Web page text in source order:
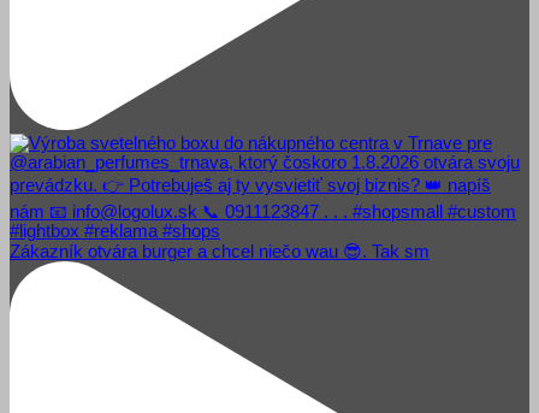
Zákazník otvára burger a chcel niečo wau 😎. Tak sm